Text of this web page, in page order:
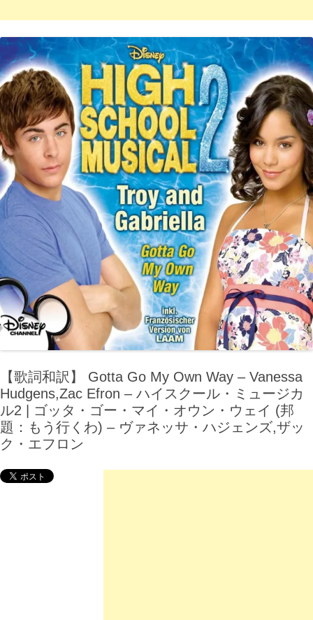
【歌詞和訳】 Gotta Go My Own Way – Vanessa
Hudgens,Zac Efron – ハイスクール・ミュージカ
ル2 | ゴッタ・ゴー・マイ・オウン・ウェイ (邦
題：もう行くわ) – ヴァネッサ・ハジェンズ,ザッ
ク・エフロン